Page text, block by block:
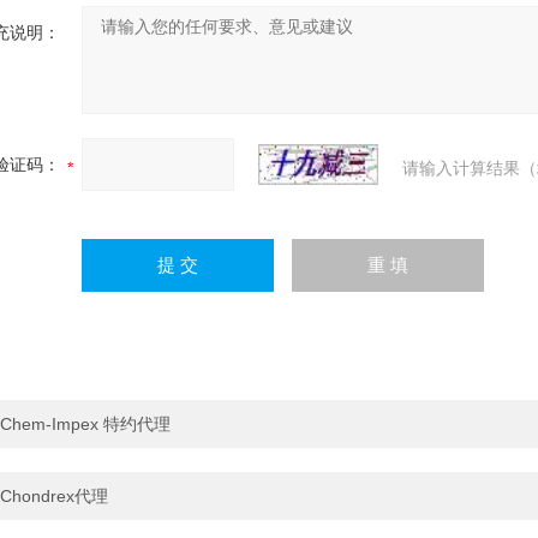
说明：
证码： 请输入计算结果
Chem-Impex 特约代理
Chondrex代理